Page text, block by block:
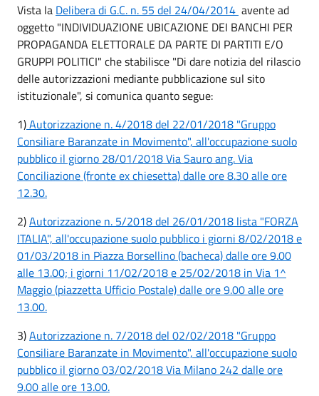
Vista la Delibera di G.C. n. 55 del 24/04/2014 avente ad
oggetto "INDIVIDUAZIONE UBICAZIONE DEI BANCHI PER
PROPAGANDA ELETTORALE DA PARTE DI PARTITI E/O
GRUPPI POLITICI" che stabilisce "Di dare notizia del rilascio
delle autorizzazioni mediante pubblicazione sul sito
istituzionale", si comunica quanto segue:
1)Autorizzazione n. 4/2018 del 22/01/2018 "Gruppo
Consiliare Baranzate in Movimento", all'occupazione suolo
pubblico il giorno 28/01/2018 Via Sauro ang. Via
Conciliazione (fronte ex chiesetta) dalle ore 8.30 alle ore
12.30.
2)Autorizzazione n. 5/2018 del 26/01/2018 lista "FORZA
ITALIA", all'occupazione suolo pubblico i giorni 8/02/2018 e
01/03/2018 in Piazza Borsellino (bacheca) dalle ore 9.00
alle 13.00; i giorni 11/02/2018 e 25/02/2018 in Via 1^
Maggio (piazzetta Ufficio Postale) dalle ore 9.00 alle ore
13.00.
3)Autorizzazione n. 7/2018 del 02/02/2018 "Gruppo
Consiliare Baranzate in Movimento", all'occupazione suolo
pubblico il giorno 03/02/2018 Via Milano 242 dalle ore
9.00 alle ore 13.00.